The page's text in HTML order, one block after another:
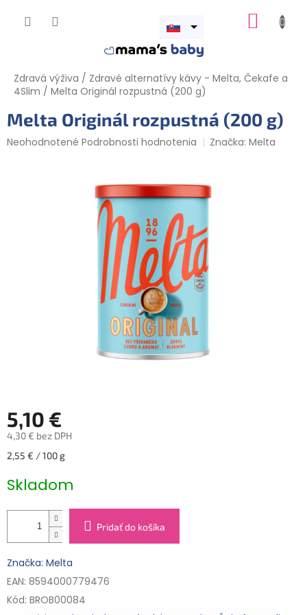
Otvoriť
Zdravá výživa / Zdravé alternatívy kávy - Melta, Čekafe a
4Slim / Melta Originál rozpustná (200 g)
Melta Originál rozpustná (200 g)
Priemerné
Neohodnotené Podrobnosti hodnotenia Značka:Melta
5,10 €
4,30 € bez DPH
Jednotková
2,55 € / 100 g
Skladom
Pridať do košíka
Značka: Melta
EAN: 8594000779476
Kód: BROB00084